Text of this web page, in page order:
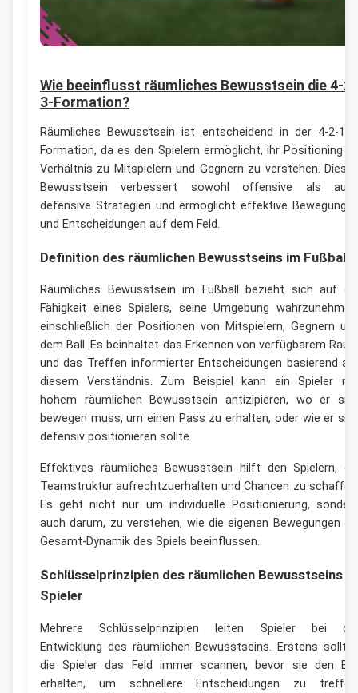
Wie beeinflusst räumliches Bewusstsein die 4-
3-Formation?
Räumliches Bewusstsein ist entscheidend in der 4-2-1-
Formation, da es den Spielern ermöglicht, ihr Positioning
Verhältnis zu Mitspielern und Gegnern zu verstehen.
Bewusstsein verbessert sowohl offensive als
defensive Strategien und ermöglicht effektive
und Entscheidungen auf dem Feld.
Definition des räumlichen Bewusstseins im Fußball
Räumliches Bewusstsein im Fußball bezieht sich auf
Fähigkeit eines Spielers, seine Umgebung
einschließlich der Positionen von Mitspielern, Gegnern
dem Ball. Es beinhaltet das Erkennen von verfügbarem
und das Treffen informierter Entscheidungen basierend
diesem Verständnis. Zum Beispiel kann ein Spieler
hohem räumlichen Bewusstsein antizipieren, wo er
bewegen muss, um einen Pass zu erhalten, oder wie er
defensiv positionieren sollte.
Effektives räumliches Bewusstsein hilft den Spielern,
Teamstruktur aufrechtzuerhalten und Chancen zu
Es geht nicht nur um individuelle Positionierung,
auch darum, zu verstehen, wie die eigenen Bewegungen
Gesamt-Dynamik des Spiels beeinflussen.
Schlüsselprinzipien des räumlichen Bewusstseins
Spieler
Mehrere Schlüsselprinzipien leiten Spieler bei
Entwicklung des räumlichen Bewusstseins. Erstens
die Spieler das Feld immer scannen, bevor sie den
erhalten, um schnellere Entscheidungen zu